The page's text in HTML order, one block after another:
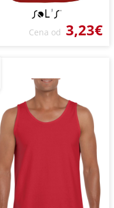
Cena od 3,23€